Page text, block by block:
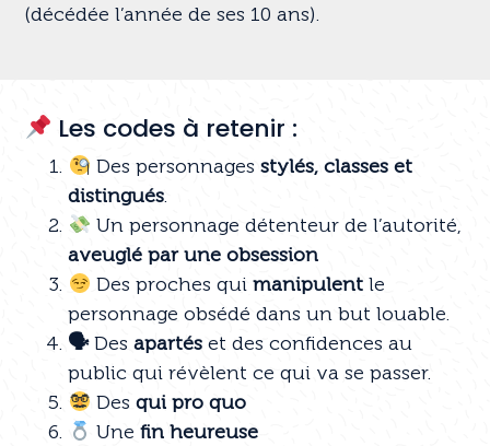
(décédée l’année de ses 10 ans).
Les codes à retenir :
Des personnages stylés, classes et
distingués.
Un personnage détenteur de l’autorité,
aveuglé par une obsession
Des proches qui manipulentle
personnage obsédé dans un but louable.
🗣Desapartés et des confidences au
public qui révèlent ce qui va se passer.
Des qui pro quo
Une fin heureuse